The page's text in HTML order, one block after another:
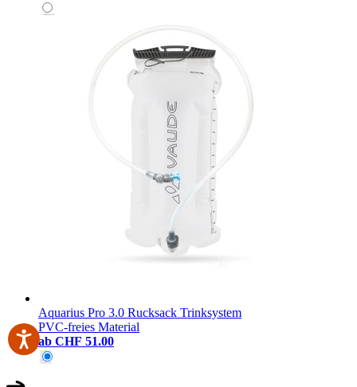
Aquarius Pro 3.0 Rucksack Trinksystem
PVC-freies Material
ab CHF 51.00